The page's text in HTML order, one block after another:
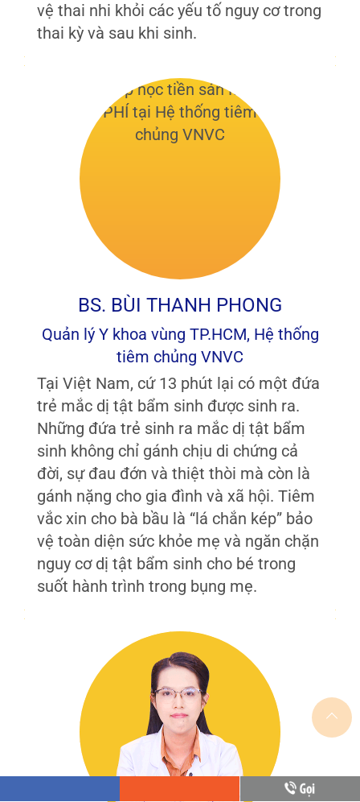
vệ thai nhi khỏi các yếu tố nguy cơ trong
thai kỳ và sau khi sinh.
BS. BÙI THANH PHONG
Quản lý Y khoa vùng TP.HCM, Hệ thống
tiêm chủng VNVC
Tại Việt Nam, cứ 13 phút lại có một đứa
trẻ mắc dị tật bẩm sinh được sinh ra.
Những đứa trẻ sinh ra mắc dị tật bẩm
sinh không chỉ gánh chịu di chứng cả
đời, sự đau đớn và thiệt thòi mà còn là
gánh nặng cho gia đình và xã hội. Tiêm
vắc xin cho bà bầu là “lá chắn kép” bảo
vệ toàn diện sức khỏe mẹ và ngăn chặn
nguy cơ dị tật bẩm sinh cho bé trong
suốt hành trình trong bụng mẹ.